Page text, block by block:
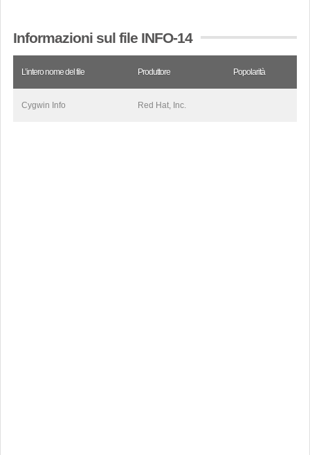
Informazioni sul file INFO-14
L’intero nome del file Produttore Popolarità
Cygwin Info Red Hat, Inc.